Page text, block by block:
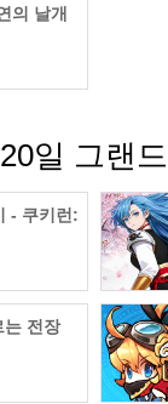
의 날개
일 그랜
- 쿠키런:
는 전장